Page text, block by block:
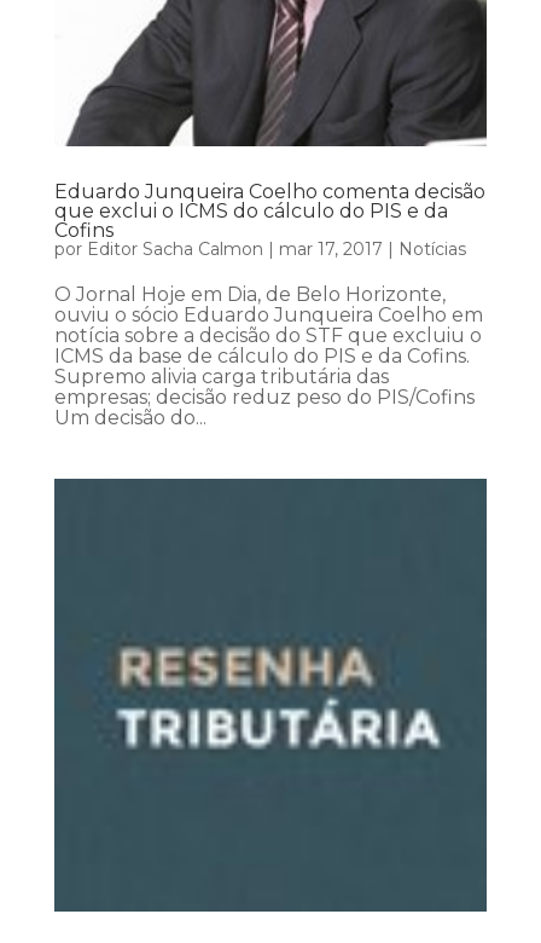
Eduardo Junqueira Coelho comenta decisão
que exclui o ICMS do cálculo do PIS e da
Cofins
por Editor Sacha Calmon | mar 17, 2017 | Notícias
O Jornal Hoje em Dia, de Belo Horizonte,
ouviu o sócio Eduardo Junqueira Coelho em
notícia sobre a decisão do STF que excluiu o
ICMS da base de cálculo do PIS e da Cofins.
Supremo alivia carga tributária das
empresas; decisão reduz peso do PIS/Cofins
Um decisão do...